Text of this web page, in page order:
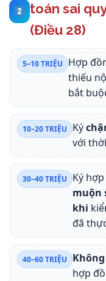
toán sai
(Điều 28)
5–10 TRIỆU Hợp
thiếu
bắt
10–20 TRIỆU Ký
với
30–40 TRIỆU Ký
muộn
khi
đã
40–60 TRIỆU
hợp